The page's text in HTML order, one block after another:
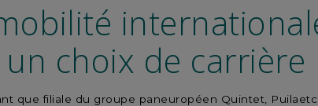
choix de
que filiale du groupe paneuropéen Quintet,